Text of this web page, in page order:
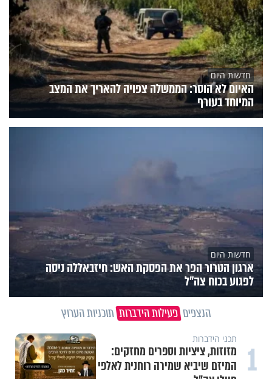
חדשות היום
האיום לא הוסר: הממשלה צפויה להאריך את המצב
המיוחד בעורף
חדשות היום
ארגון הטרור הפר את הפסקת האש: חיזבאללה ניסה
לפגוע בכוח צה"ל
הנצפים פעילות הידברות תוכניות הערוץ
1 תכני הידברות
מזוזות, ציציות וספרים מחזקים:
המיזם שיביא שמירה רוחנית לאלפי